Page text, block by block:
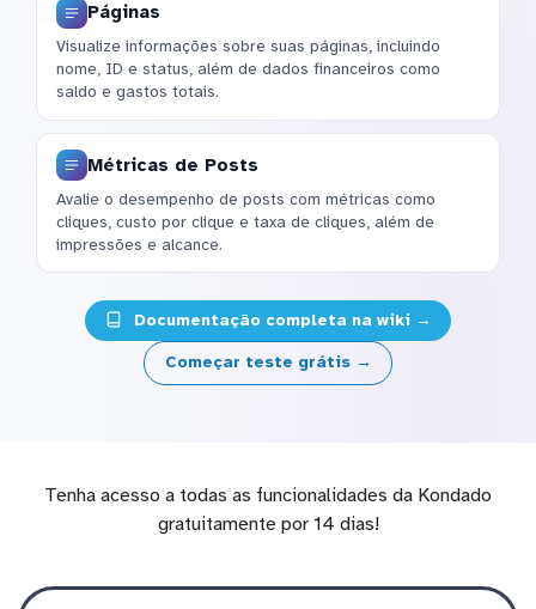
Páginas
Visualize informações sobre suas páginas, incluindo
nome, ID e status, além de dados financeiros como
saldo e gastos totais.
Métricas de Posts
Avalie o desempenho de posts com métricas como
cliques, custo por clique e taxa de cliques, além de
impressões e alcance.
Documentação completa na wiki →
Começar teste grátis →
Tenha acesso a todas as funcionalidades da Kondado
gratuitamente por 14 dias!